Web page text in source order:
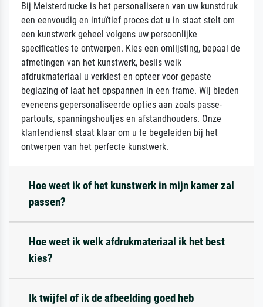
Bij Meisterdrucke is het personaliseren van uw kunstdruk
een eenvoudig en intuïtief proces dat u in staat stelt om
een kunstwerk geheel volgens uw persoonlijke
specificaties te ontwerpen. Kies een omlijsting, bepaal de
afmetingen van het kunstwerk, beslis welk
afdrukmateriaal u verkiest en opteer voor gepaste
beglazing of laat het opspannen in een frame. Wij bieden
eveneens gepersonaliseerde opties aan zoals passe-
partouts, spanningshoutjes en afstandhouders. Onze
klantendienst staat klaar om u te begeleiden bij het
ontwerpen van het perfecte kunstwerk.
Hoe weet ik of het kunstwerk in mijn kamer zal
passen?
Hoe weet ik welk afdrukmateriaal ik het best
kies?
Ik twijfel of ik de afbeelding goed heb